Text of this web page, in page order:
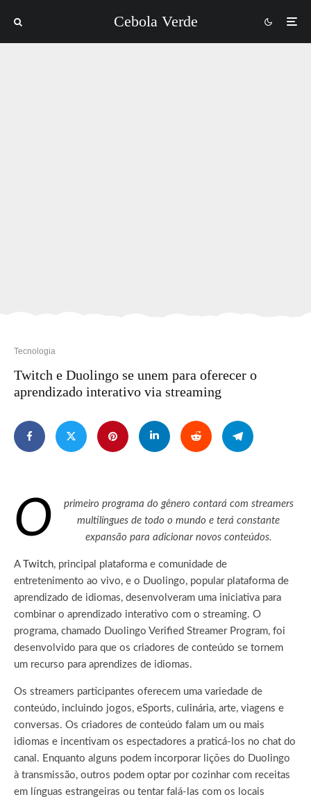
Cebola Verde
Tecnologia
Twitch e Duolingo se unem para oferecer o
aprendizado interativo via streaming
O
primeiro programa do gênero contará com streamers
multilíngues de todo o mundo e terá constante
expansão para adicionar novos conteúdos.
A Twitch, principal plataforma e comunidade de
entretenimento ao vivo, e o Duolingo, popular plataforma de
aprendizado de idiomas, desenvolveram uma iniciativa para
combinar o aprendizado interativo com o streaming. O
programa, chamado Duolingo Verified Streamer Program, foi
desenvolvido para que os criadores de conteúdo se tornem
um recurso para aprendizes de idiomas.
Os streamers participantes oferecem uma variedade de
conteúdo, incluindo jogos, eSports, culinária, arte, viagens e
conversas. Os criadores de conteúdo falam um ou mais
idiomas e incentivam os espectadores a praticá-los no chat do
canal. Enquanto alguns podem incorporar lições do Duolingo
à transmissão, outros podem optar por cozinhar com receitas
em línguas estrangeiras ou tentar falá-las com os locais